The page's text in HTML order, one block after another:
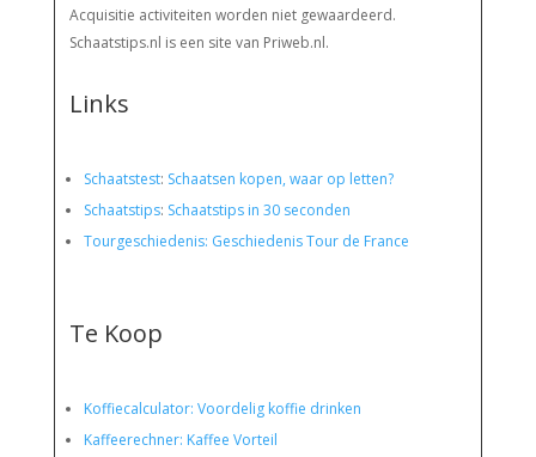
Acquisitie activiteiten worden niet gewaardeerd.
Schaatstips.nl is een site van Priweb.nl.
Links
Schaatstest: Schaatsen kopen, waar op letten?
Schaatstips: Schaatstips in 30 seconden
Tourgeschiedenis: Geschiedenis Tour de France
Te Koop
Koffiecalculator: Voordelig koffie drinken
Kaffeerechner: Kaffee Vorteil